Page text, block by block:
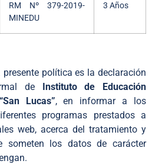
RM Nº 379-2019-
MINEDU
3 Años
presente política es la declaración
de Instituto de Educación
Lucas”, en informar a los
programas prestados a
web, acerca del tratamiento y
los datos de carácter